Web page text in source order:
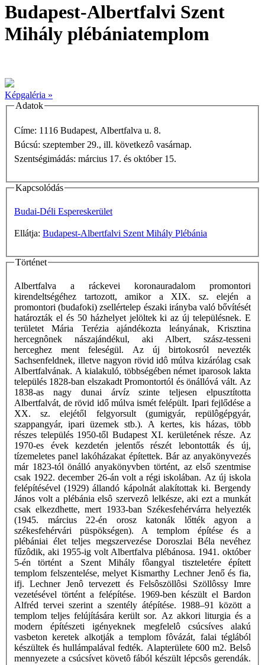
Budapest-Albertfalvi Szent
Mihály plébániatemplom
Képgaléria »
Adatok
Címe: 1116 Budapest, Albertfalva u. 8.
Búcsú: szeptember 29., ill. következô vasárnap.
Szentségimádás: március 17. és október 15.
Kapcsolódás
Budai-Déli Espereskerület
Ellátja: Budapest-Albertfalvi Szent Mihály Plébánia
Történet
Albertfalva a ráckevei koronauradalom promontori
kirendeltségéhez tartozott, amikor a XIX. sz. elején a
promontori (budafoki) zsellértelep északi irányba való bővítését
határozták el és 50 házhelyet jelöltek ki az új településnek. E
területet Mária Terézia ajándékozta leányának, Krisztina
hercegnônek nászajándékul, aki Albert, szász-tesseni
herceghez ment feleségül. Az új birtokosról nevezték
Sachsenfeldnek, illetve nagyon rövid idô múlva kizárólag csak
Albertfalvának. A kialakuló, többségében német iparosok lakta
település 1828-ban elszakadt Promontortól és önállóvá vált. Az
1838-as nagy dunai árvíz szinte teljesen elpusztította
Albertfalvát, de rövid idő múlva ismét felépült. Ipari fejlődése a
XX. sz. elejétől felgyorsult (gumigyár, repülôgépgyár,
szappangyár, ipari üzemek stb.). A kertes, kis házas, több
részes település 1950-től Budapest XI. kerületének része. Az
1970-es évek kezdetén jelentős részét lebontották és új,
tízemeletes panel lakóházakat építettek. Bár az anyakönyvezés
már 1823-tól önálló anyakönyvben történt, az első szentmise
csak 1922. december 26-án volt a régi iskolában. Az új iskola
felépítésével (1929) állandó kápolnát alakítottak ki. Bergendy
János volt a plébánia elsô szervezô lelkésze, aki ezt a munkát
csak elkezdhette, mert 1933-ban Székesfehérvárra helyezték
(1945. március 22-én orosz katonák lőtték agyon a
székesfehérvári püspökségen). A templom építése és a
plébániai élet teljes megszervezése Doroszlai Béla nevéhez
fűzôdik, aki 1955-ig volt Albertfalva plébánosa. 1941. október
5-én történt a Szent Mihály fôangyal tiszteletére épített
templom felszentelése, melyet Kismarthy Lechner Jenő és fia,
ifj. Lechner Jenô tervezett és Felsôszöllôsi Szöllôssy Imre
vezetésével történt a felépítése. 1969-ben készült el Bardon
Alfréd tervei szerint a szentély átépítése. 1988–91 között a
templom teljes felújítására került sor. Az akkori liturgia és a
modern építészeti igényeknek megfelelô csúcsíves alakú
vasbeton keretek alkotják a templom fôvázát, falai téglából
készültek és hullámpalával fedték. Alapterülete 600 m2. Belsô
mennyezete a csúcsívet követô fából készült lépcsôs gerendák.